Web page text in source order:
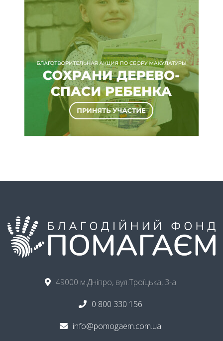
49000 м.Дніпро, вул.Троїцька, 3-а
0 800 330 156
info@pomogaem.com.ua